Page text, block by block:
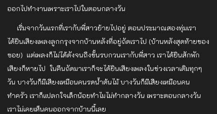
ออกไปทำงานเพราะเราไปในตอนกลางวัน
เริ่มจากวันแรกที่เรากับพี่สาวย้ายไปอยู่ ตอนประมาณสองทุ่มเรา
ได้ยินเสียงเพลงลูกกรุงจากบ้านหลังที่อยู่ถัดเราไป (บ้านหลังสุดท้ายของ
ซอย) แต่เพลงก็ไม่ได้ดังจนถึงขั้นรบกวนเรากับพี่สาว เราได้ยินสักพัก
เสียงก็หายไป ในคืนถัดมาเราก็จะได้ยินเสียงเพลงในช่วงเวลาเดิมทุกๆ
วัน บางวันก็มีเสียงเหมือนคนรดน้ำต้นไม้ บางวันก็มีเสียงเหมือนคน
ทำครัว เราก็แปลกใจเล็กน้อยทำไมไม่ทำกลางวัน เพราะตอนกลางวัน
เราไม่เคยเห็นคนออกจากบ้านนี้เลย